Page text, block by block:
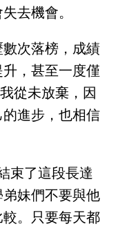
去機會。
次落榜，成績
，甚至一度僅
從未放棄，因
進步，也相信
束了這段長達
妹們不要與他
。只要每天都